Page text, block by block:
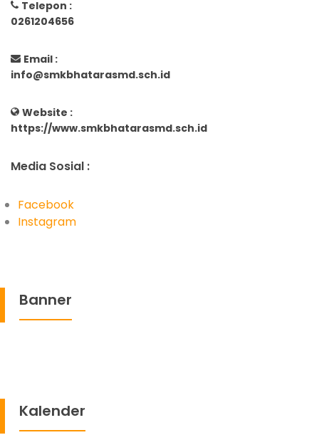
Telepon :
0261204656
Email :
info@smkbhatarasmd.sch.id
Website :
https://www.smkbhatarasmd.sch.id
Media Sosial :
Facebook
Instagram
Banner
Kalender